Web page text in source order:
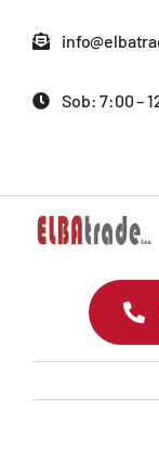
Sob: 7:00 –
Domov